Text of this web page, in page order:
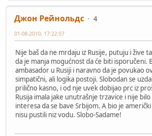
Джон Рейнольдс
4
01-08-2010, 17:22:07
Nije baš da ne mrdaju iz Rusije, putuju i žive
da je manja mogućnost da će biti isporučeni.
ambasador u Rusiji i naravno da je povukao
simpatični, ali logika postoji. Slobodan se
prilično kasno, i od nje uvek dobijao prc iz
Rusija imala jake unutrašnje trzavice i nije
interesa da se bave Srbijom. A bio je
nisu pustili niz vodu. Slobo-Sadame!